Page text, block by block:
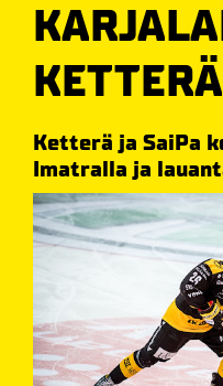
Ketterä ja SaiPa
Imatralla ja